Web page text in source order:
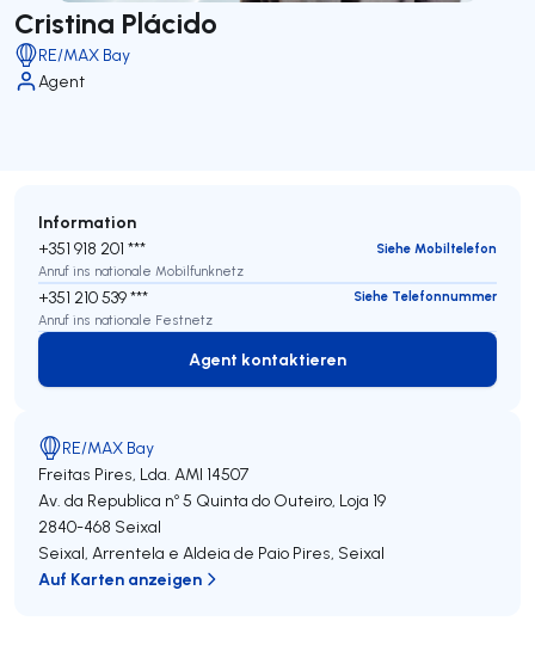
Cristina Plácido
RE/MAX Bay
Agent
Information
+351 918 201 ***
Siehe Mobiltelefon
Anruf ins nationale Mobilfunknetz
+351 210 539 ***
Siehe Telefonnummer
Anruf ins nationale Festnetz
Agent kontaktieren
Agent kontaktieren
RE/MAX Bay
Freitas Pires, Lda. AMI 14507
Av. da Republica nº 5 Quinta do Outeiro, Loja 19
2840-468 Seixal
Seixal, Arrentela e Aldeia de Paio Pires, Seixal
Auf Karten anzeigen